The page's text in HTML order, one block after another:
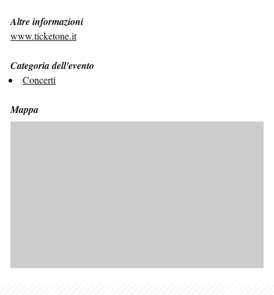
Altre informazioni
www.ticketone.it
Categoria dell'evento
Concerti
Mappa